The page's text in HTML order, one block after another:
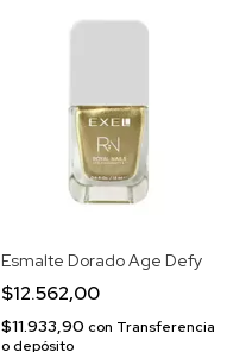
Esmalte Dorado Age Defy
$12.562,00
$11.933,90 con Transferencia
o depósito